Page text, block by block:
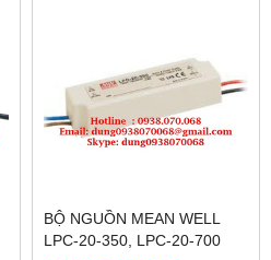
BỘ NGUỒN MEAN WELL
LPC-20-350, LPC-20-700